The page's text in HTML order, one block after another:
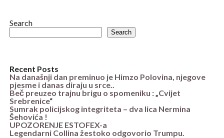
Search
Search
Recent Posts
Na današnji dan preminuo je Himzo Polovina, njegove
pjesme i danas diraju u srce..
Beč preuzeo trajnu brigu o spomeniku : „Cvijet
Srebrenice“
Sumrak policijskog integriteta – dva lica Nermina
Šehovića !
UPOZORENJE ESTOFEX-a
Legendarni Collina žestoko odgovorio Trumpu.